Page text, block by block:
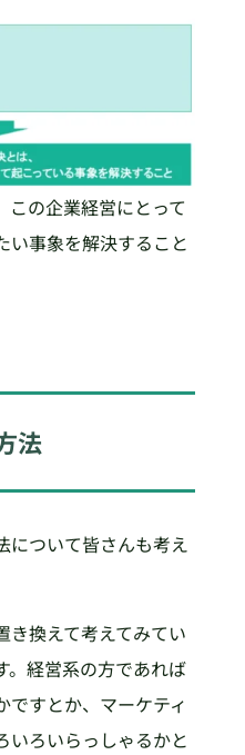
この企業経営にとって
い事象を解決すること
法
について皆さんも考え
き換えて考えてみてい
。経営系の方であれば
ですとか、マーケティ
いろいらっしゃるかと